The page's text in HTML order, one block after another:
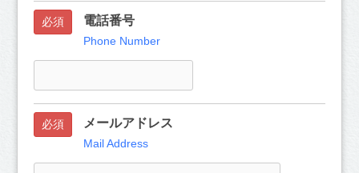
必須 電話番号
Phone Number
必須 メールアドレス
Mail Address